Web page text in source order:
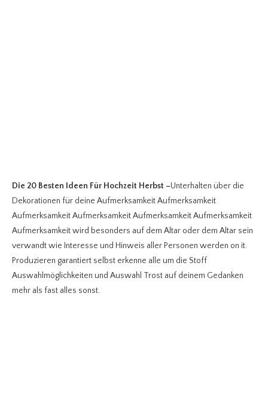
Die 20 Besten Ideen Für Hochzeit Herbst –Unterhalten über die
Dekorationen für deine Aufmerksamkeit Aufmerksamkeit
Aufmerksamkeit Aufmerksamkeit Aufmerksamkeit Aufmerksamkeit
Aufmerksamkeit wird besonders auf dem Altar oder dem Altar sein
verwandt wie Interesse und Hinweis aller Personen werden on it.
Produzieren garantiert selbst erkenne alle um die Stoff
Auswahlmöglichkeiten und Auswahl Trost auf deinem Gedanken
mehr als fast alles sonst.